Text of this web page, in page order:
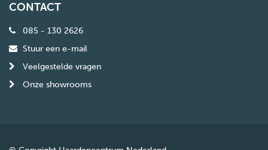
CONTACT
085 - 130 2626
Stuur een e-mail
Veelgestelde vragen
Onze showrooms